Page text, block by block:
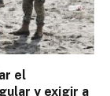
el
y exigir a